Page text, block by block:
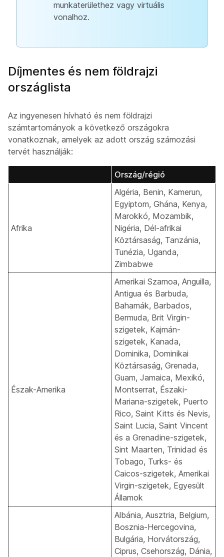
munkaterülethez vagy virtuális
vonalhoz.
Díjmentes és nem földrajzi
országlista
Az ingyenesen hívható és nem földrajzi
számtartományok a következő országokra
vonatkoznak, amelyek az adott ország számozási
tervét használják:
Ország/régió
Afrika
Algéria, Benin, Kamerun,
Egyiptom, Ghána, Kenya,
Marokkó, Mozambik,
Nigéria, Dél-afrikai
Köztársaság, Tanzánia,
Tunézia, Uganda,
Zimbabwe
Észak-Amerika
Amerikai Szamoa, Anguilla,
Antigua és Barbuda,
Bahamák, Barbados,
Bermuda, Brit Virgin-
szigetek, Kajmán-
szigetek, Kanada,
Dominika, Dominikai
Köztársaság, Grenada,
Guam, Jamaica, Mexikó,
Montserrat, Északi-
Mariana-szigetek, Puerto
Rico, Saint Kitts és Nevis,
Saint Lucia, Saint Vincent
és a Grenadine-szigetek,
Sint Maarten, Trinidad és
Tobago, Turks- és
Caicos-szigetek, Amerikai
Virgin-szigetek, Egyesült
Államok
Albánia, Ausztria, Belgium,
Bosznia-Hercegovina,
Bulgária, Horvátország,
Ciprus, Csehország, Dánia,